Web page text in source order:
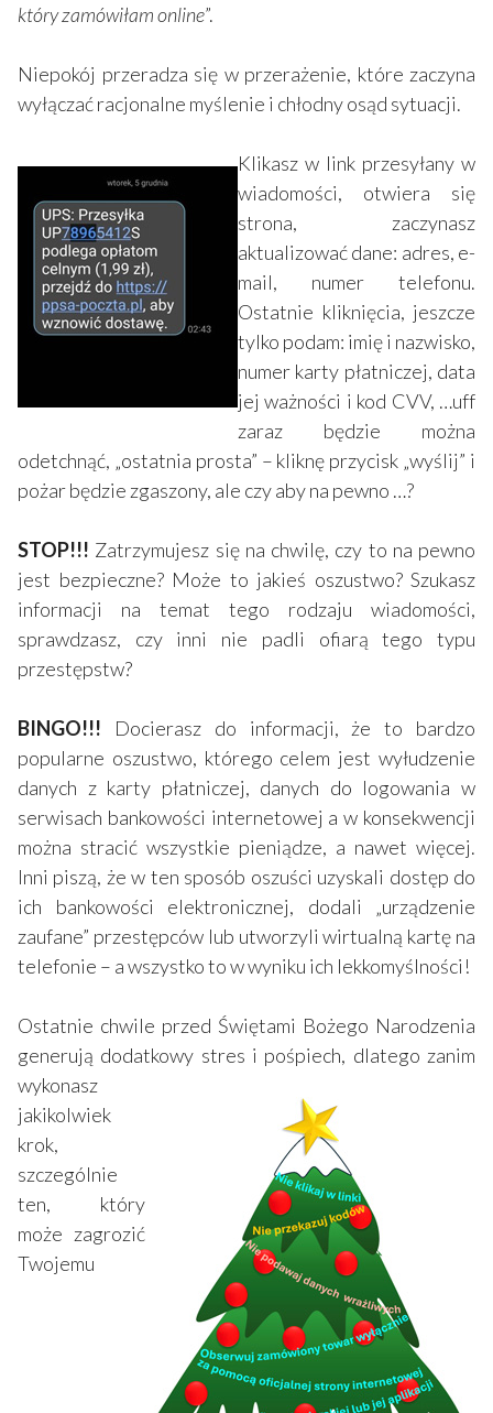
który zamówiłam online”.
Niepokój przeradza się w przerażenie, które zaczyna
wyłączać racjonalne myślenie i chłodny osąd sytuacji.
Klikasz w link przesyłany w
wiadomości, otwiera się
strona, zaczynasz
aktualizować dane: adres, e-
mail, numer telefonu.
Ostatnie kliknięcia, jeszcze
tylko podam: imię i nazwisko,
numer karty płatniczej, data
jej ważności i kod CVV, …uff
zaraz będzie można
odetchnąć, „ostatnia prosta” – kliknę przycisk „wyślij” i
pożar będzie zgaszony, ale czy aby na pewno …?
STOP!!! Zatrzymujesz się na chwilę, czy to na pewno
jest bezpieczne? Może to jakieś oszustwo? Szukasz
informacji na temat tego rodzaju wiadomości,
sprawdzasz, czy inni nie padli ofiarą tego typu
przestępstw?
BINGO!!! Docierasz do informacji, że to bardzo
popularne oszustwo, którego celem jest wyłudzenie
danych z karty płatniczej, danych do logowania w
serwisach bankowości internetowej a w konsekwencji
można stracić wszystkie pieniądze, a nawet więcej.
Inni piszą, że w ten sposób oszuści uzyskali dostęp do
ich bankowości elektronicznej, dodali „urządzenie
zaufane” przestępców lub utworzyli wirtualną kartę na
telefonie – a wszystko to w wyniku ich lekkomyślności!
Ostatnie chwile przed Świętami Bożego Narodzenia
generują dodatkowy stres i pośpiech, dlatego zanim
wykonasz
jakikolwiek
krok,
szczególnie
ten, który
może zagrozić
Twojemu